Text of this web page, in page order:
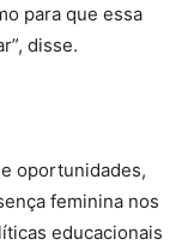
para que essa
disse.
oportunidades,
feminina nos
educacionais